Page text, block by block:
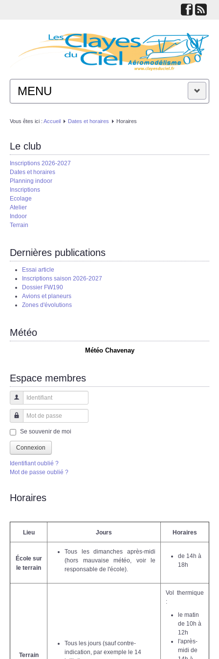
MENU
ACTUALITÉS
LE CLUB
TECHNIQUES
LIENS
Vous êtes ici : Accueil Dates et horaires Horaires
Le club
Inscriptions 2026-2027
Dates et horaires
Planning indoor
Inscriptions
Ecolage
Atelier
Indoor
Terrain
Dernières publications
Essai article
Inscriptions saison 2026-2027
Dossier FW190
Avions et planeurs
Zones d'évolutions
Météo
Météo Chavenay
Espace membres
Identifiant
Mot de passe
Se souvenir de moi
Connexion
Identifiant oublié ?
Mot de passe oublié ?
Horaires
Lieu Jours Horaires
École sur
le terrain
Tous les dimanches après-midi
(hors mauvaise météo, voir le
responsable de l'école).
de 14h à
18h
Terrain
Tous les jours (sauf contre-
indication, par exemple le 14
Vol thermique
:
le matin
de 10h à
12h
l'après-
midi de